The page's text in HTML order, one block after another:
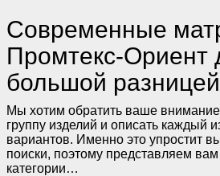
Современные
Промтекс-Ориент
большой
Мы хотим обратить ваше
группу изделий и описать каждый
вариантов. Именно это упростит
поиски, поэтому представляем
категории…